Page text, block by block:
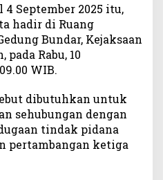
September 2025 itu,
hadir di Ruang
Bundar, Kejaksaan
Rabu, 10
WIB.
dibutuhkan untuk
sehubungan dengan
tindak pidana
pertambangan ketiga